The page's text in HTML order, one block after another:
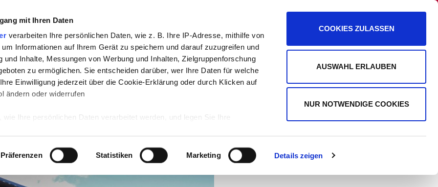
mit Ihren Daten
verarbeiten Ihre persönlichen Daten, wie z. B. Ihre IP-Adresse, mithilfe von
Informationen auf Ihrem Gerät zu speichern und darauf zuzugreifen und
und Inhalte, Messungen von Werbung und Inhalten, Zielgruppenforschung
zu ermöglichen. Sie entscheiden darüber, wer Ihre Daten für welche
Einwilligung jederzeit über die Cookie-Erklärung oder durch Klicken auf
ändern oder widerrufen
Ihre persönlichen Daten verarbeitet werden, und legen Sie Ihre
Inhalte und Anzeigen zu personalisieren, Funktionen für soziale Medien
Zugriffe auf unsere Website zu analysieren. Außerdem geben wir
unserer Website an unsere Partner für soziale Medien, Werbung
Präferenzen Statistiken Marketing Details zeigen
COOKIES ZULASSEN
AUSWAHL ERLAUBEN
NUR NOTWENDIGE COOKIES
PROMIPLANET EXKLUSIV
Drehort & Livestream
Kandidaten, Drehort &
WERBUNG